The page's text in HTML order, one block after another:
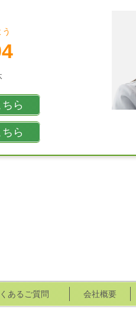
ちら
ちら
あるご質問 会社概要